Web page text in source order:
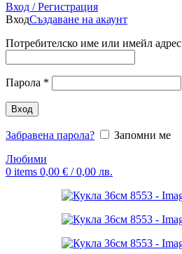
Вход / Регистрация
ВходСъздаване на акаунт
Потребителско име или имейл адрес
Парола *
Вход
Забравена парола?
Запомни ме
Любими
0 items 0,00 € / 0,00 лв.